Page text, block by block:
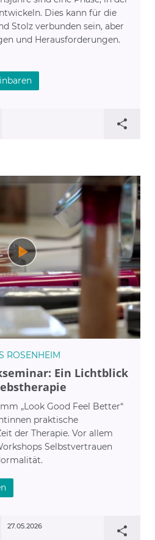
Dies kann für die
Stolz verbunden sein, aber
und Herausforderungen.
ROSENHEIM
Ein Lichtblick
„Look Good Feel Better“
praktische
der Therapie. Vor allem
Selbstvertrauen
27.05.2026